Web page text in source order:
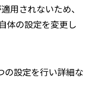
用されないため、
体の設定を変更し
の設定を行い詳細な